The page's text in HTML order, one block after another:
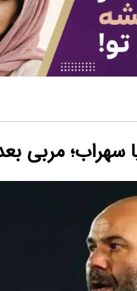
سهراب؛ مربی